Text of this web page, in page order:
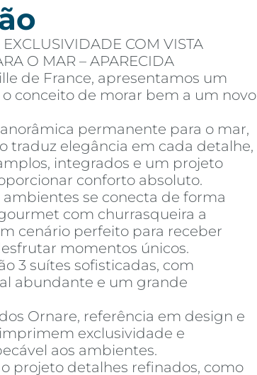
EXCLUSIVIDADE COM VISTA
O MAR – APARECIDA
de France, apresentamos um
conceito de morar bem a um novo
permanente para o mar,
traduz elegância em cada detalhe,
integrados e um projeto
conforto absoluto.
se conecta de forma
com churrasqueira a
cenário perfeito para receber
momentos únicos.
3 suítes sofisticadas, com
abundante e um grande
Ornare, referência em design e
exclusividade e
aos ambientes.
projeto detalhes refinados, como